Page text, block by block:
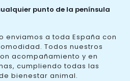
punto de la península
enviamos a toda España con
Todos nuestros
acompañamiento y en
cumpliendo todas las
bienestar animal.